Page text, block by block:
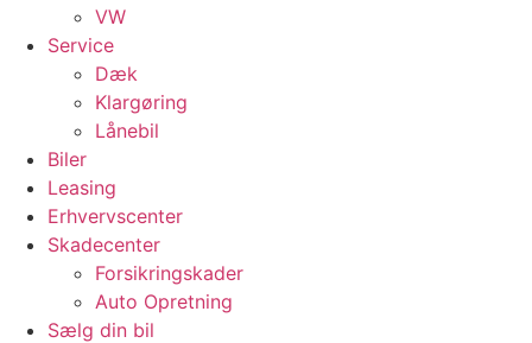
VW
Service
Dæk
Klargøring
Lånebil
Biler
Leasing
Erhvervscenter
Skadecenter
Forsikringskader
Auto Opretning
Sælg din bil